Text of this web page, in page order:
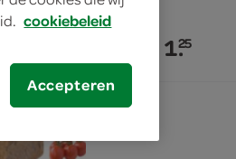
1.25
cookiebeleid
Accepteren